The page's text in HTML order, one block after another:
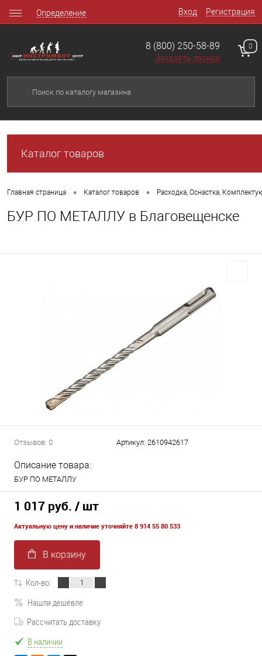
Вход Регистрация
Определение
8 (800) 250-58-89
Заказать звонок
0
Каталог товаров
Главная страница • Каталог товаров • Расходка, Оснастка,
БУР ПО МЕТАЛЛУ в Благовещенске
Отзывов: 0 Артикул: 2610942617
Описание товара:
БУР ПО МЕТАЛЛУ
1 017 руб. / шт
Актуальную цену и наличие уточняйте 8 914 55 80 533
В корзину
Кол-во:
Нашли дешевле
Рассчитать доставку
В наличии